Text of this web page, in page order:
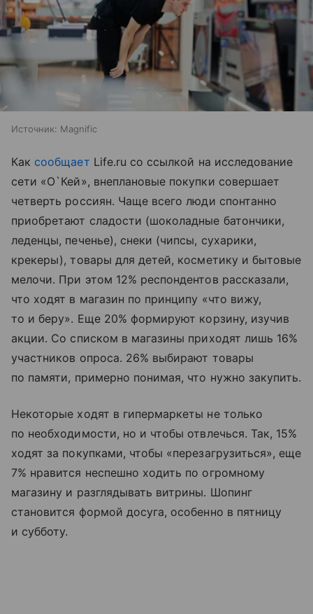
Источник: Magnific
Как сообщает Life.ru со ссылкой на исследование
сети «О`Кей», внеплановые покупки совершает
четверть россиян. Чаще всего люди спонтанно
приобретают сладости (шоколадные батончики,
леденцы, печенье), снеки (чипсы, сухарики,
крекеры), товары для детей, косметику и бытовые
мелочи. При этом 12% респондентов рассказали,
что ходят в магазин по принципу «что вижу,
то и беру». Еще 20% формируют корзину, изучив
акции. Со списком в магазины приходят лишь 16%
участников опроса. 26% выбирают товары
по памяти, примерно понимая, что нужно закупить.
Некоторые ходят в гипермаркеты не только
по необходимости, но и чтобы отвлечься. Так, 15%
ходят за покупками, чтобы «перезагрузиться», еще
7% нравится неспешно ходить по огромному
магазину и разглядывать витрины. Шопинг
становится формой досуга, особенно в пятницу
и субботу.